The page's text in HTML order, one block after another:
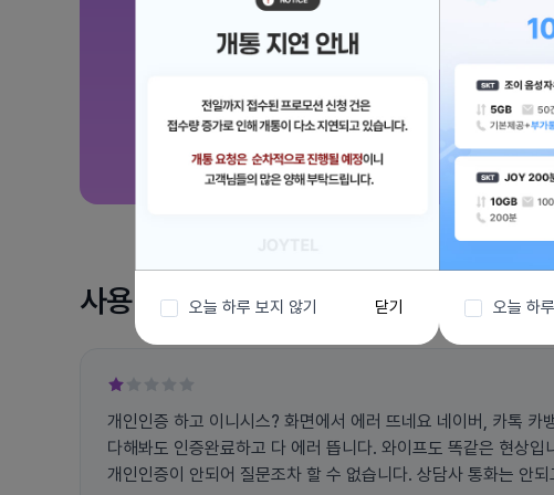
월 3,300원
사용 후기
개인인증 하고 이니시스? 화면에서 에러 뜨네요 네이버, 카톡 카뱅 케이비 금융인증서
다해봐도 인증완료하고 다 에러 뜹니다. 와이프도 똑같은 현상입니다. 1:1문의 글 조차
개인인증이 안되어 질문조차 할 수 없습니다. 상담사 통화는 안되고 서비스가 동남아 수
오늘 하루 보지 않기 닫기 오늘 하